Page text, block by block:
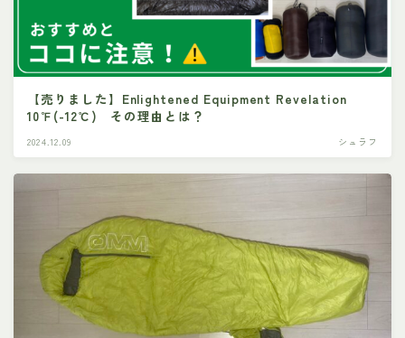
【売りました】Enlightened Equipment Revelation
10℉(-12℃) その理由とは？
2024.12.09 シュラフ